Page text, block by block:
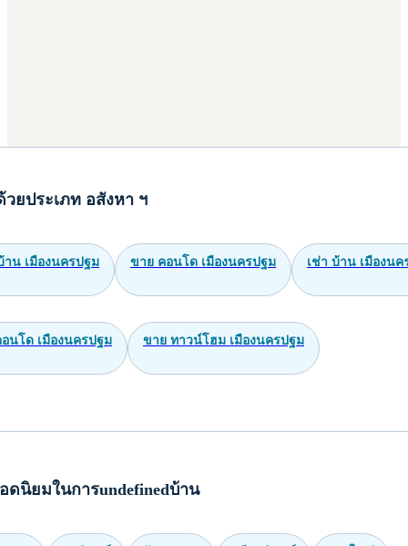
ยประเภท อสังหา ฯ
าน เมืองนครปฐม ขาย คอนโด เมืองนครปฐม เช่า บ้าน เมืองนค
อนโด เมืองนครปฐม ขาย ทาวน์โฮม เมืองนครปฐม
ดนิยมในการundefinedบ้าน